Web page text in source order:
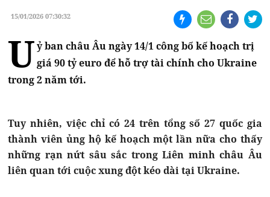
15/01/2026 07:30:32
U ỷ ban châu Âu ngày 14/1 công bố kế hoạch trị
giá 90 tỷ euro để hỗ trợ tài chính cho Ukraine
trong 2 năm tới.
Tuy nhiên, việc chỉ có 24 trên tổng số 27 quốc gia
thành viên ủng hộ kế hoạch một lần nữa cho thấy
những rạn nứt sâu sắc trong Liên minh châu Âu
liên quan tới cuộc xung đột kéo dài tại Ukraine.